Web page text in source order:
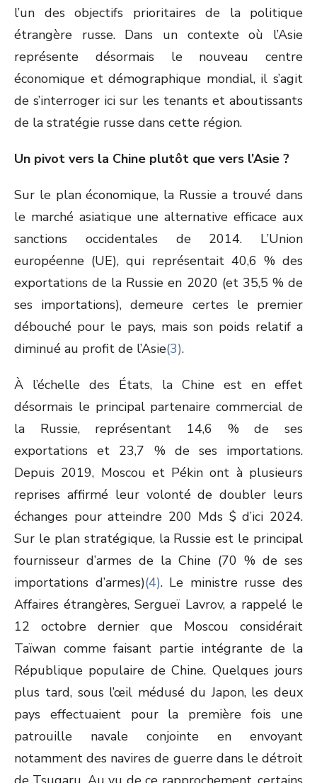
l’un des objectifs prioritaires de la politique
étrangère russe. Dans un contexte où l’Asie
représente désormais le nouveau centre
économique et démographique mondial, il s’agit
de s’interroger ici sur les tenants et aboutissants
de la stratégie russe dans cette région.
Un pivot vers la Chine plutôt que vers l’Asie ?
Sur le plan économique, la Russie a trouvé dans
le marché asiatique une alternative efficace aux
sanctions occidentales de 2014. L’Union
européenne (UE), qui représentait 40,6 % des
exportations de la Russie en 2020 (et 35,5 % de
ses importations), demeure certes le premier
débouché pour le pays, mais son poids relatif a
diminué au profit de l’Asie(3).
À l’échelle des États, la Chine est en effet
désormais le principal partenaire commercial de
la Russie, représentant 14,6 % de ses
exportations et 23,7 % de ses importations.
Depuis 2019, Moscou et Pékin ont à plusieurs
reprises affirmé leur volonté de doubler leurs
échanges pour atteindre 200 Mds $ d’ici 2024.
Sur le plan stratégique, la Russie est le principal
fournisseur d’armes de la Chine (70 % de ses
importations d’armes)(4). Le ministre russe des
Affaires étrangères, Sergueï Lavrov, a rappelé le
12 octobre dernier que Moscou considérait
Taïwan comme faisant partie intégrante de la
République populaire de Chine. Quelques jours
plus tard, sous l’œil médusé du Japon, les deux
pays effectuaient pour la première fois une
patrouille navale conjointe en envoyant
notamment des navires de guerre dans le détroit